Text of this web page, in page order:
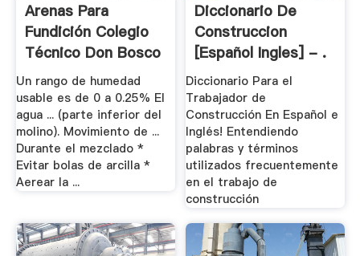
Arenas Para
Fundición Colegio
Técnico Don Bosco
.
Un rango de humedad
usable es de 0 a 0.25% El
agua ... (parte inferior del
molino). Movimiento de ...
Durante el mezclado *
Evitar bolas de arcilla *
Aerear la ...
Diccionario De
Construccion
[Español Ingles] - .
Diccionario Para el
Trabajador de
Construcción En Español e
Inglés! Entendiendo
palabras y términos
utilizados frecuentemente
en el trabajo de
construcción